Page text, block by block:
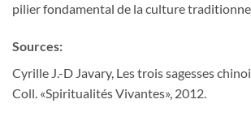
pilier fondamental de la culture
Sources:
Cyrille J.-D Javary, Les trois sagesses
Coll. «Spiritualités Vivantes», 2012.